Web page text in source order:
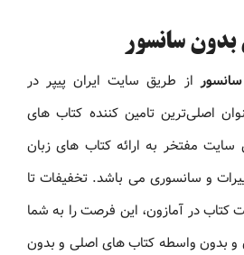
سانسور
از طریق سایت ایران پیپر در
اصلی‌ترین تامین کننده کتاب های
سایت مفتخر به ارائه کتاب های زبان
و سانسوری می باشد. تخفیفات تا
کتاب در آمازون، این فرصت را به شما
و بدون واسطه کتاب های اصلی و بدون